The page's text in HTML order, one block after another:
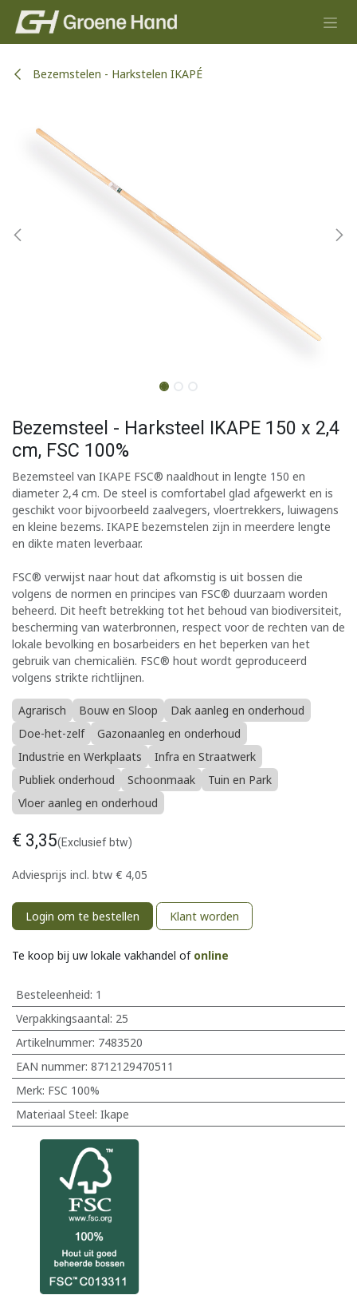
Overslaan naar inhoud
Bezemstelen - Harkstelen IKAPÉ
Bezemsteel - Harksteel IKAPE 150 x 2,4
cm, FSC 100%
Bezemsteel van IKAPE FSC® naaldhout in lengte 150 en
diameter 2,4 cm. De steel is comfortabel glad afgewerkt en is
geschikt voor bijvoorbeeld zaalvegers, vloertrekkers, luiwagens
en kleine bezems. IKAPE bezemstelen zijn in meerdere lengte
en dikte maten leverbaar.
FSC® verwijst naar hout dat afkomstig is uit bossen die
volgens de normen en principes van FSC® duurzaam worden
beheerd. Dit heeft betrekking tot het behoud van biodiversiteit,
bescherming van waterbronnen, respect voor de rechten van de
lokale bevolking en bosarbeiders en het beperken van het
gebruik van chemicaliën. FSC® hout wordt geproduceerd
volgens strikte richtlijnen.
Agrarisch Bouw en Sloop
Dak aanleg en onderhoud
Doe-het-zelf
Gazonaanleg en onderhoud
Industrie en Werkplaats
Infra en Straatwerk
Publiek onderhoud
Schoonmaak
Tuin en Park
Vloer aanleg en onderhoud
€ 3,35(Exclusief btw)
Adviesprijs incl. btw € 4,05
Login om te bestellen Klant worden
Te koop bij uw lokale vakhandel of online
Besteleenheid: 1
Verpakkingsaantal: 25
Artikelnummer: 7483520
EAN nummer: 8712129470511
Merk: FSC 100%
Materiaal Steel: Ikape